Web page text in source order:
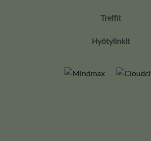
Treffit
Hyötylinkit